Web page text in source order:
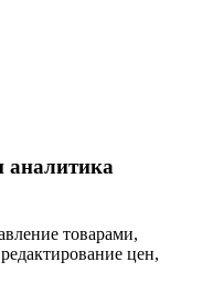
аналитика
товарами,
цен,